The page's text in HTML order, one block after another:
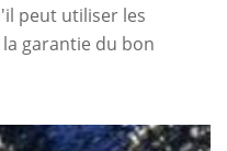
peut utiliser les
garantie du bon